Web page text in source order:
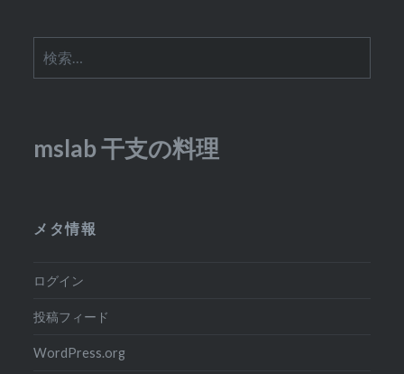
索:
mslab 干支の料理
メタ情報
ログイン
投稿フィード
WordPress.org